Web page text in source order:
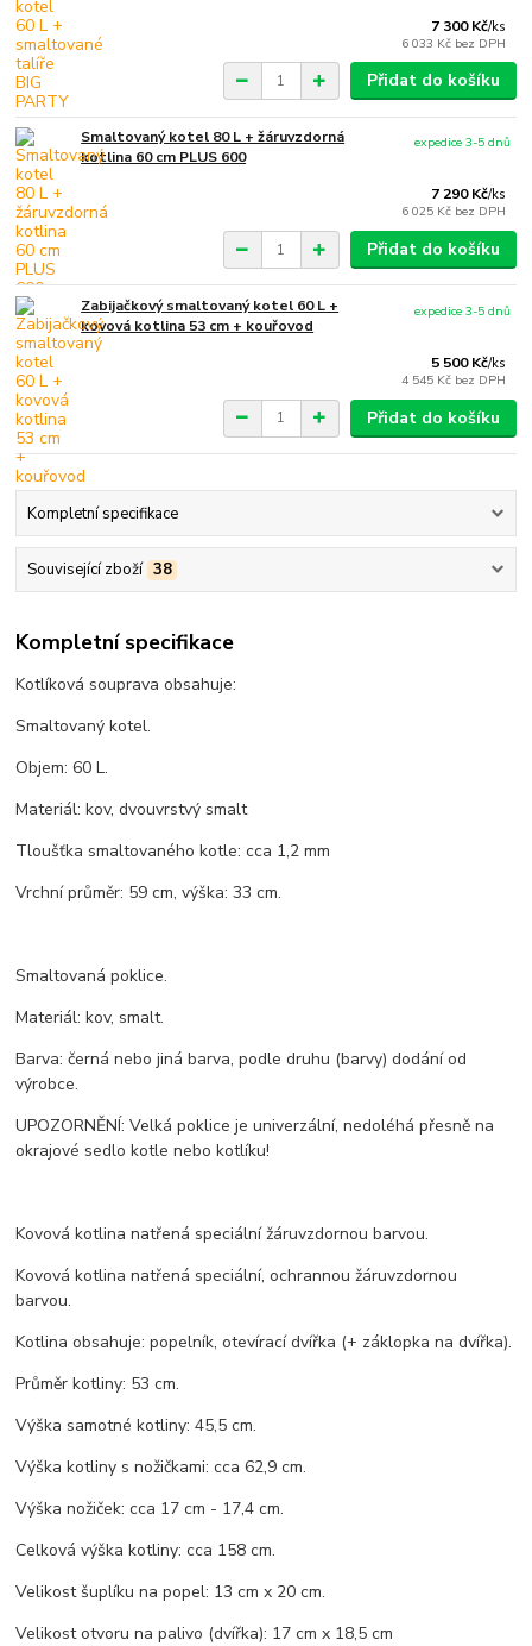
7 300 Kč/ks
6 033 Kč bez DPH
Přidat do košíku
Smaltovaný kotel 80 L + žáruvzdorná
kotlina 60 cm PLUS 600
7 290 Kč/ks
6 025 Kč bez DPH
expedice 3-5 dnů
Přidat do košíku
Zabijačkový smaltovaný kotel 60 L +
kovová kotlina 53 cm + kouřovod
5 500 Kč/ks
4 545 Kč bez DPH
expedice 3-5 dnů
Přidat do košíku
Kompletní specifikace
Související zboží 38
Kompletní specifikace
Kotlíková souprava obsahuje:
Smaltovaný kotel.
Objem: 60 L.
Materiál: kov, dvouvrstvý smalt
Tloušťka smaltovaného kotle: cca 1,2 mm
Vrchní průměr: 59 cm, výška: 33 cm.
Smaltovaná poklice.
Materiál: kov, smalt.
Barva: černá nebo jiná barva, podle druhu (barvy) dodání od
výrobce.
UPOZORNĚNÍ: Velká poklice je univerzální, nedoléhá přesně na
okrajové sedlo kotle nebo kotlíku!
Kovová kotlina natřená speciální žáruvzdornou barvou.
Kovová kotlina natřená speciální, ochrannou žáruvzdornou
barvou.
Kotlina obsahuje: popelník, otevírací dvířka (+ záklopka na dvířka).
Průměr kotliny: 53 cm.
Výška samotné kotliny: 45,5 cm.
Výška kotliny s nožičkami: cca 62,9 cm.
Výška nožiček: cca 17 cm - 17,4 cm.
Celková výška kotliny: cca 158 cm.
Velikost šuplíku na popel: 13 cm x 20 cm.
Velikost otvoru na palivo (dvířka): 17 cm x 18,5 cm